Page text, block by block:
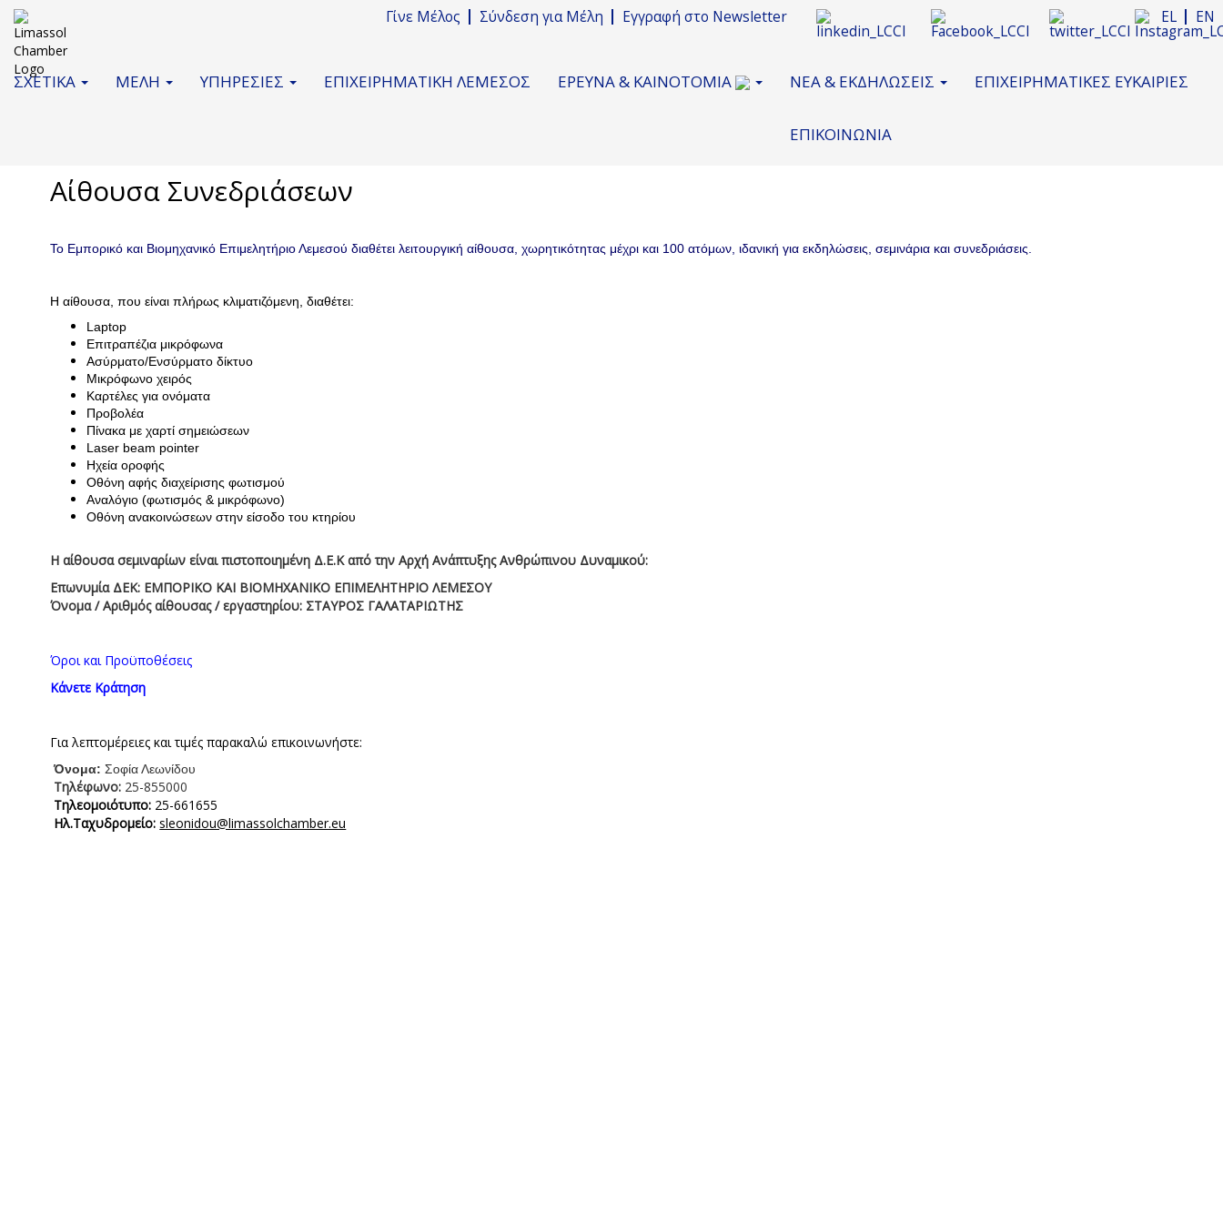
Γίνε Μέλος Σύνδεση για Μέλη Εγγραφή στο Newsletter EL EN
ΣΧΕΤΙΚΑ ΜΕΛΗ ΥΠΗΡΕΣΙΕΣ ΕΠΙΧΕΙΡΗΜΑΤΙΚΗ ΛΕΜΕΣΟΣ ΕΡΕΥΝΑ & ΚΑΙΝΟΤΟΜΙΑ ΝΕΑ & ΕΚΔΗΛΩΣΕΙΣ ΕΠΙΧΕΙΡΗΜΑΤΙΚΕΣ ΕΥΚΑΙΡΙΕΣ
ΕΠΙΚΟΙΝΩΝΙΑ
Αίθουσα Συνεδριάσεων
Το Εμπορικό και Βιομηχανικό Επιμελητήριο Λεμεσού διαθέτει λειτουργική αίθουσα, χωρητικότητας μέχρι και 100 ατόμων, ιδανική για εκδηλώσεις, σεμινάρια και συνεδριάσεις.
Η αίθουσα, που είναι πλήρως κλιματιζόμενη, διαθέτει:
Laptop
Επιτραπέζια μικρόφωνα
Ασύρματο/Ενσύρματο δίκτυο
Μικρόφωνο χειρός
Καρτέλες για ονόματα
Προβολέα
Πίνακα με χαρτί σημειώσεων
Laser beam pointer
Ηχεία οροφής
Οθόνη αφής διαχείρισης φωτισμού
Αναλόγιο (φωτισμός & μικρόφωνο)
Οθόνη ανακοινώσεων στην είσοδο του κτηρίου
Η αίθουσα σεμιναρίων είναι πιστοποιημένη Δ.Ε.Κ από την Αρχή Ανάπτυξης Ανθρώπινου Δυναμικού:
Επωνυμία ΔΕΚ: ΕΜΠΟΡΙΚΟ ΚΑΙ ΒΙΟΜΗΧΑΝΙΚΟ ΕΠΙΜΕΛΗΤΗΡΙΟ ΛΕΜΕΣΟΥ
Όνομα / Αριθμός αίθουσας / εργαστηρίου: ΣΤΑΥΡΟΣ ΓΑΛΑΤΑΡΙΩΤΗΣ
Όροι και Προϋποθέσεις
Κάνετε Κράτηση
Για λεπτομέρειες και τιμές παρακαλώ επικοινωνήστε:
Όνομα: Σοφία Λεωνίδου
Τηλέφωνο: 25-855000
Τηλεομοιότυπο: 25-661655
Ηλ.Ταχυδρομείο: sleonidou@limassolchamber.eu